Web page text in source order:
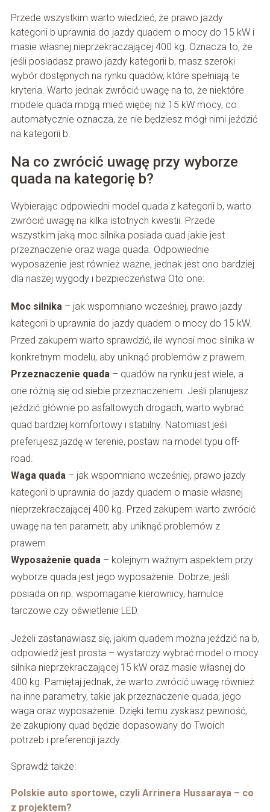
Przede wszystkim warto wiedzieć, że prawo jazdy
kategorii b uprawnia do jazdy quadem o mocy do 15 kW i
masie własnej nieprzekraczającej 400 kg. Oznacza to, że
jeśli posiadasz prawo jazdy kategorii b, masz szeroki
wybór dostępnych na rynku quadów, które spełniają te
kryteria. Warto jednak zwrócić uwagę na to, że niektóre
modele quada mogą mieć więcej niż 15 kW mocy, co
automatycznie oznacza, że nie będziesz mógł nimi jeździć
na kategorii b.
Na co zwrócić uwagę przy wyborze
quada na kategorię b?
Wybierając odpowiedni model quada z kategorii b, warto
zwrócić uwagę na kilka istotnych kwestii. Przede
wszystkim jaką moc silnika posiada quad jakie jest
przeznaczenie oraz waga quada. Odpowiednie
wyposażenie jest również ważne, jednak jest ono bardziej
dla naszej wygody i bezpieczeństwa Oto one:
Moc silnika– jak wspomniano wcześniej, prawo jazdy
kategorii b uprawnia do jazdy quadem o mocy do 15 kW.
Przed zakupem warto sprawdzić, ile wynosi moc silnika w
konkretnym modelu, aby uniknąć problemów z prawem.
Przeznaczenie quada– quadów na rynku jest wiele, a
one różnią się od siebie przeznaczeniem. Jeśli planujesz
jeździć głównie po asfaltowych drogach, warto wybrać
quad bardziej komfortowy i stabilny. Natomiast jeśli
preferujesz jazdę w terenie, postaw na model typu off-
road.
Waga quada– jak wspomniano wcześniej, prawo jazdy
kategorii b uprawnia do jazdy quadem o masie własnej
nieprzekraczającej 400 kg. Przed zakupem warto zwrócić
uwagę na ten parametr, aby uniknąć problemów z
prawem.
Wyposażenie quada– kolejnym ważnym aspektem przy
wyborze quada jest jego wyposażenie. Dobrze, jeśli
posiada on np. wspomaganie kierownicy, hamulce
tarczowe czy oświetlenie LED.
Jeżeli zastanawiasz się, jakim quadem można jeździć na b,
odpowiedź jest prosta – wystarczy wybrać model o mocy
silnika nieprzekraczającej 15 kW oraz masie własnej do
400 kg. Pamiętaj jednak, że warto zwrócić uwagę również
na inne parametry, takie jak przeznaczenie quada, jego
waga oraz wyposażenie. Dzięki temu zyskasz pewność,
że zakupiony quad będzie dopasowany do Twoich
potrzeb i preferencji jazdy.
Sprawdź także:
Polskie auto sportowe, czyli Arrinera Hussaraya – co
z projektem?